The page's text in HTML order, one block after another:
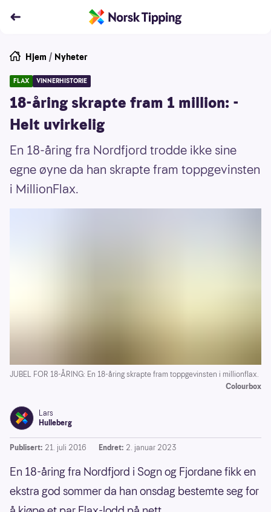
Hjem / Nyheter
FLAX VINNERHISTORIE
18-åring skrapte fram 1 million: -
Helt uvirkelig
En 18-åring fra Nordfjord trodde ikke sine
egne øyne da han skrapte fram toppgevinsten
i MillionFlax.
JUBEL FOR 18-ÅRING: En 18-åring skrapte fram toppgevinsten i millionflax.
Colourbox
Lars
Hulleberg
Publisert: 21. juli 2016 Endret: 2. januar 2023
En 18-åring fra Nordfjord i Sogn og Fjordane fikk en
ekstra god sommer da han onsdag bestemte seg for